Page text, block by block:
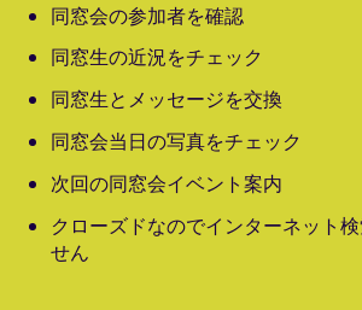
同窓会の参加者を確認
同窓生の近況をチェック
同窓生とメッセージを交換
同窓会当日の写真をチェック
次回の同窓会イベント案内
クローズドなのでインターネット
せん